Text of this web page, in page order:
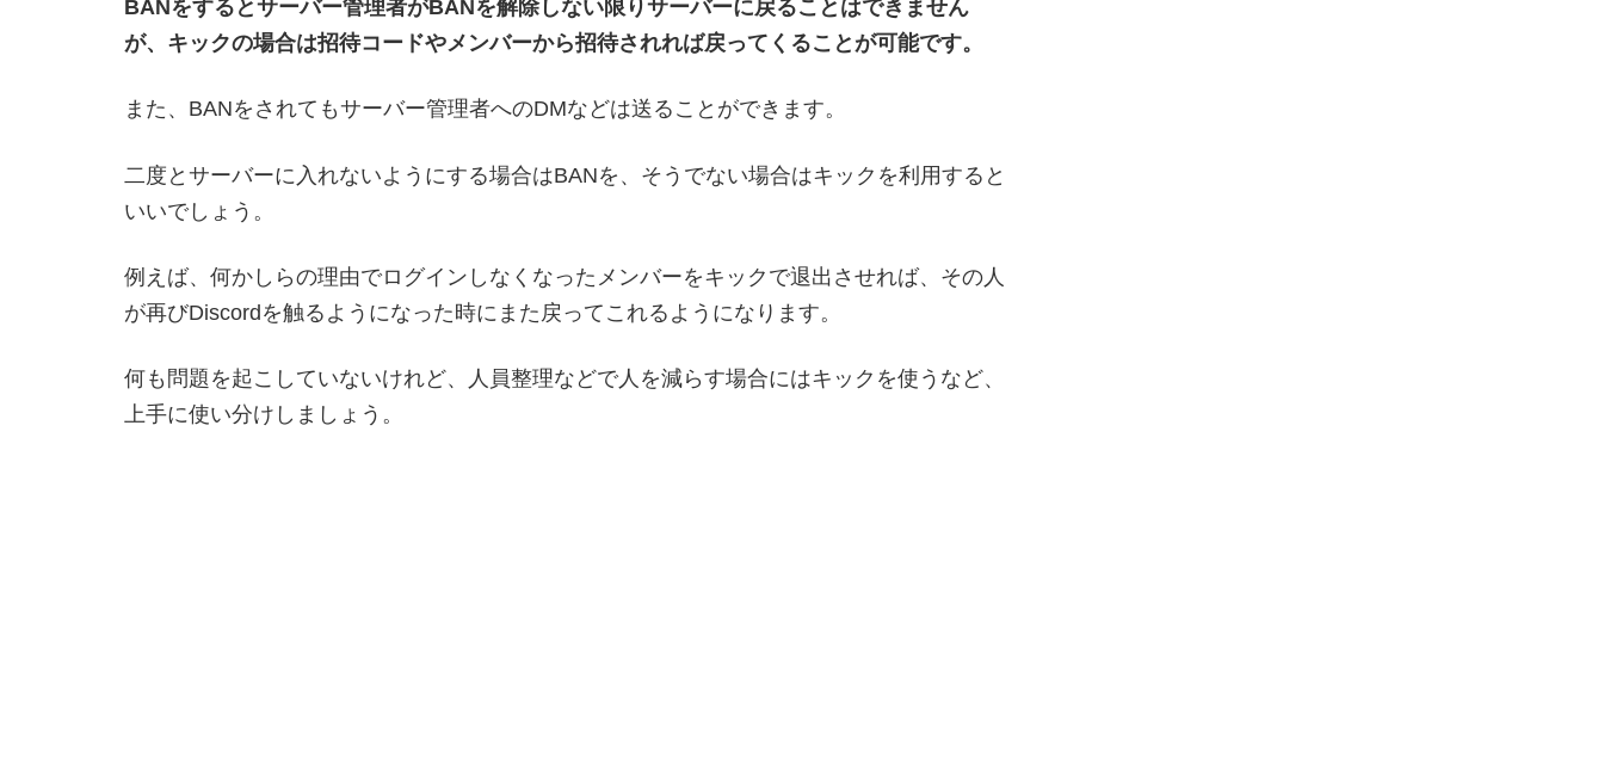
BANをするとサーバー管理者がBANを解除しない限りサーバーに戻ることはできません
が、キックの場合は招待コードやメンバーから招待されれば戻ってくることが可能です。
また、BANをされてもサーバー管理者へのDMなどは送ることができます。
二度とサーバーに入れないようにする場合はBANを、そうでない場合はキックを利用すると
いいでしょう。
例えば、何かしらの理由でログインしなくなったメンバーをキックで退出させれば、その人
が再びDiscordを触るようになった時にまた戻ってこれるようになります。
何も問題を起こしていないけれど、人員整理などで人を減らす場合にはキックを使うなど、
上手に使い分けしましょう。